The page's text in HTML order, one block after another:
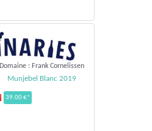
Domaine : Frank Cornelissen
Munjebel Blanc 2019
39.00 €*